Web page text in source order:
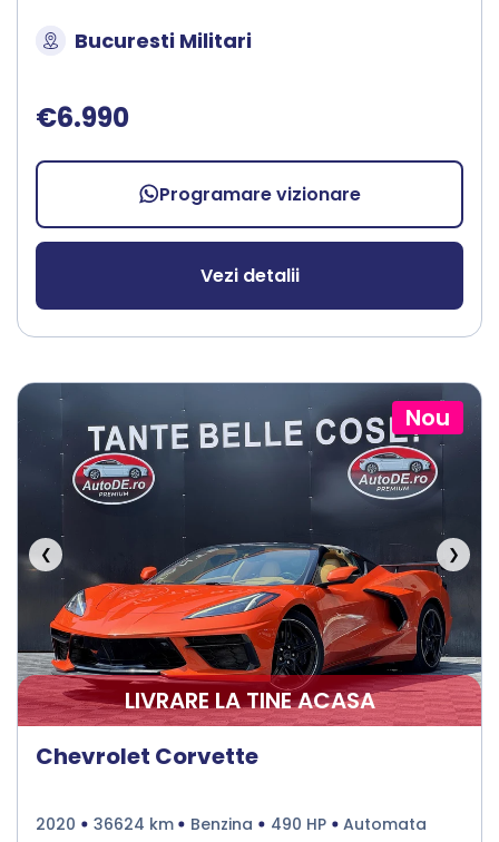
Bucuresti Militari
€6.990
Programare vizionare
Vezi detalii
Nou
❮ ❯
LIVRARE LA TINE ACASA
Chevrolet Corvette
2020 36624 km Benzina 490 HP Automata